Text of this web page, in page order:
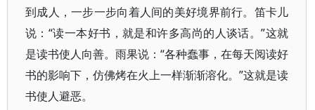
到成人，一步一步向着人间的美好境界前行。笛卡儿
说：“读一本好书，就是和许多高尚的人谈话。”这就
是读书使人向善。雨果说：“各种蠢事，在每天阅读好
书的影响下，仿佛烤在火上一样渐渐溶化。”这就是读
书使人避恶。